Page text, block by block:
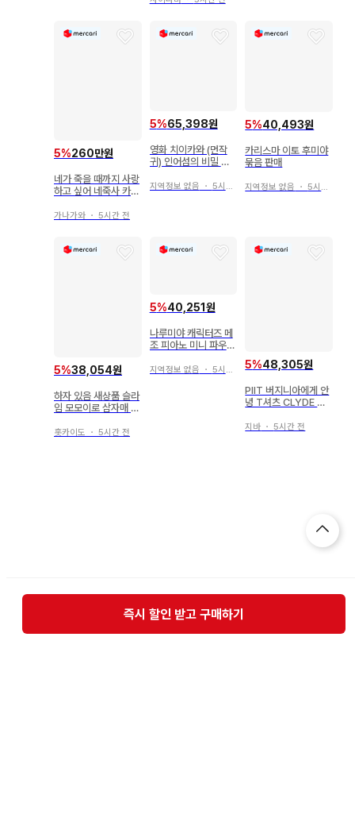
5%260만원
네가 죽을 때까지 사랑
하고 싶어 네죽사 카와
가나가와 ・ 5시간 전
5%65,398원
영화 치이카와 (먼작
귀) 인어섬의 비밀 흔
지역정보 없음 ・ 5시간 전
5%40,493원
카리스마 이토 후미야
묶음 판매
지역정보 없음 ・5시간 전
5%38,054원
하자 있음 새상품 슬라
임 모모이로 삼자매 플
홋카이도 ・ 5시간 전
5%40,251원
나루미야 캐릭터즈 메
조 피아노 미니 파우치
지역정보 없음 ・ 5시간 전 5%48,305원
PIIT 버지니아에게 안
녕 T셔츠 CLYDE 그
지바 ・5시간 전
즉시 할인 받고 구매하기